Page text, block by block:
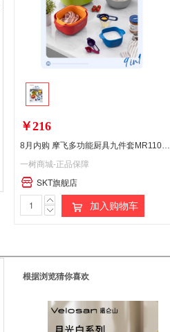
包/箱 超值装 偏远地区不发货偏远地区:(含
￥216
8月内购 摩飞多功能厨具九件套MR1101彩色
一树商城-正品保障
SKT旗舰店
加入购物车
根据浏览猜你喜欢